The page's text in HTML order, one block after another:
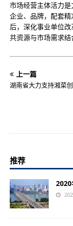
市场经营主体活力是
企业、品牌，配套
后，深化事业单位
共资源与市场需求结
上一篇
湖南省大力支持湘菜
推荐
2020